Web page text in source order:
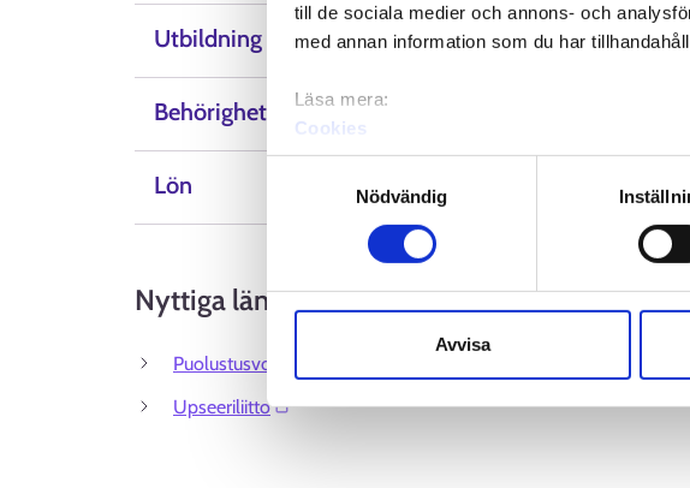
till de sociala medier och annons- och
med annan information som du har
Läsa mera:
Cookies
Dataskydd och behandling av
Nödvändig
Avvisa
Utbildning
Behörighetsvillkor
Lön
Nyttiga länkar
Puolustusvoimat⁠
Upseeriliitto⁠